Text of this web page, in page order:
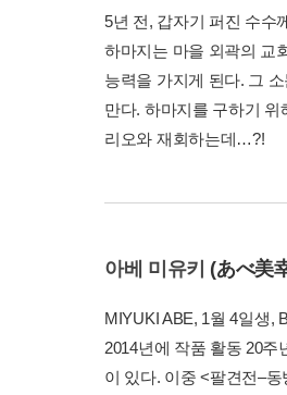
5년 전, 갑자기 퍼진 수수
하마지는 마을 외곽의 교
능력을 가지게 된다. 그
만다. 하마지를 구하기
리오와 재회하는데…?!
아베 미유키 (あべ美
MIYUKI ABE, 1월 4일생,
2014년에 작품 활동 20
이 있다. 이중 <팔견전–